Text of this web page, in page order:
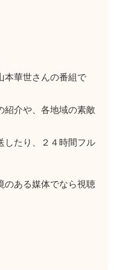
本華世さんの番組で
紹介や、各地域の素敵
したり、２４時間フル
のある媒体でなら視聴